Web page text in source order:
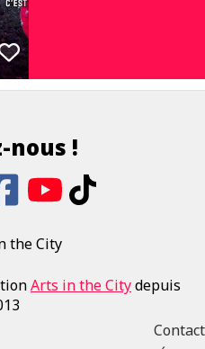
nous !
the City
Arts in the Citydepuis
Contact